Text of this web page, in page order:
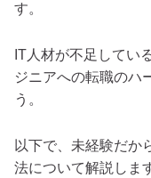
す。
IT人材が不足してい
ジニアへの転職のハ
う。
以下で、未経験だか
法について解説しま